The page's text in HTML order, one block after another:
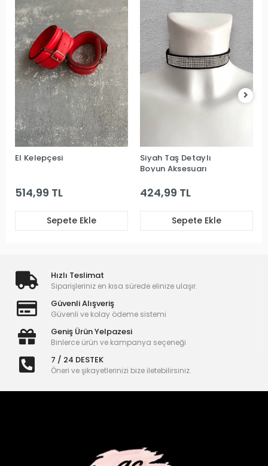
El Kelepçesi
514,99 TL
Sepete Ekle
Siyah Taş Detaylı
Boyun Aksesuarı
424,99 TL
Sepete Ekle
Hızlı Teslimat
Siparişleriniz en kısa sürede elinize ulaşır.
Güvenli Alışveriş
Güvenli ve kolay ödeme sistemi
Geniş Ürün Yelpazesi
Binlerce ürün ve kampanya seçeneği
7 / 24 DESTEK
Öneri ve şikayetlerinizi bize iletebilirsiniz.